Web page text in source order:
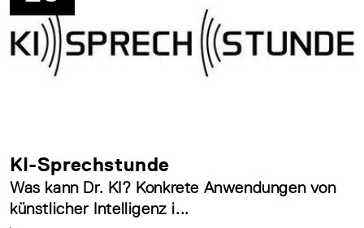
KI-Sprechstunde
Was kann Dr. KI? Konkrete Anwendungen von
künstlicher Intelligenz i...